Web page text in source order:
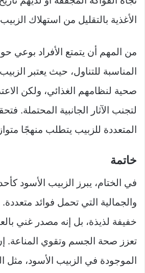
الأغذية بالتقليل من استهلاك
من المهم أن يتمتع الأفراد بوعي
المناسبة للتناول، حيث يعتبر
صحية لنظامهم الغذائي، ولكن
لتجنب الآثار الجانبية المحتملة.
المتعددة للزبيب يتطلب منهجًا
خاتمة
في الختام، يبرز الزبيب الأسود
والجمالية التي تحمل فوائد
خفيفة لذيذة، بل إنه مصدر غني
تعزز صحة الجسم وتقوي المناعة.
الموجودة في الزبيب الأسود، مثل